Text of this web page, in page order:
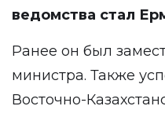
ведомства стал
Ранее он был
министра. Также
Восточно-